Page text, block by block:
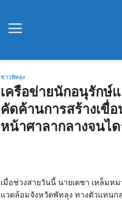
ข่าวพัทลุง
เครือข่ายนักอนุรักษ์
คัดค้านการสร้างเขื่
หน้าศาลากลางจนไ
เมื่อช่วงสายวันนี้ นายเดชา เหล็ม
แวดล้อมจังหวัดพัทลุง ทางตัวแทน